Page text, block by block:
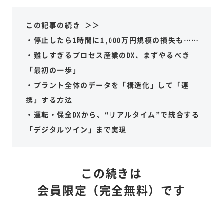
この記事の続き ＞＞
・停止したら1時間に1,000万円規模の損失も……
・難しすぎるプロセス産業のDX、まずやるべき
「最初の一歩」
・プラント全体のデータを「構造化」して「連
携」する方法
・運転・保全DXから、“リアルタイム”で統合する
「デジタルツイン」まで実現
この続きは
会員限定（完全無料）です